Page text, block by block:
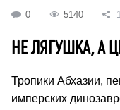
0 5140
НЕ ЛЯГУШКА, А
Тропики Абхазии,
имперских